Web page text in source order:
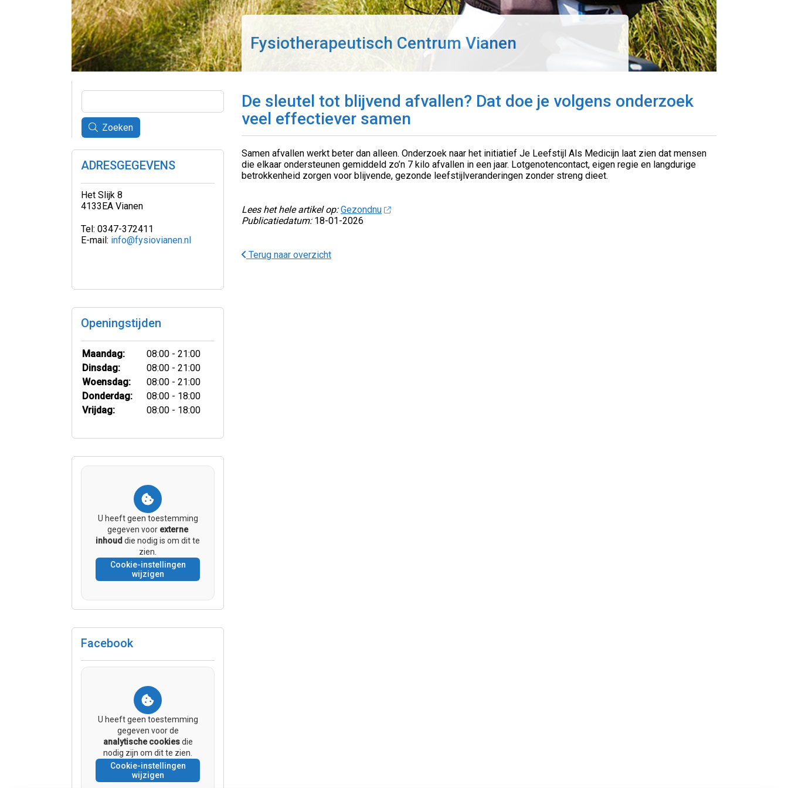
Fysiotherapeutisch Centrum Vianen
De sleutel tot blijvend afvallen? Dat doe je volgens onderzoek
veel effectiever samen
Samen afvallen werkt beter dan alleen. Onderzoek naar het initiatief Je Leefstijl Als Medicijn laat zien dat mensen
die elkaar ondersteunen gemiddeld zo’n 7 kilo afvallen in een jaar. Lotgenotencontact, eigen regie en langdurige
betrokkenheid zorgen voor blijvende, gezonde leefstijlveranderingen zonder streng dieet.
Lees het hele artikel op: Gezondnu
Publicatiedatum: 18-01-2026
Terug naar overzicht
Zoeken
ADRESGEGEVENS
Het Slijk 8
4133EA Vianen
Tel: 0347-372411
E-mail: info@fysiovianen.nl
Openingstijden
Maandag:
08:00 - 21:00
Dinsdag:
08:00 - 21:00
Woensdag:
08:00 - 21:00
Donderdag:
08:00 - 18:00
Vrijdag:
08:00 - 18:00
U heeft geen toestemming
gegeven voor externe
inhoud die nodig is om dit te
zien.
Cookie-instellingen
wijzigen
Facebook
U heeft geen toestemming
gegeven voor de
analytische cookiesdie
nodig zijn om dit te zien.
Cookie-instellingen
wijzigen